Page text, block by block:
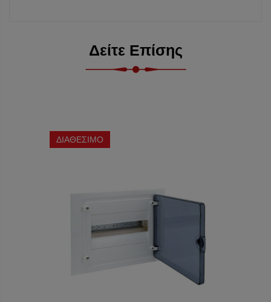
Δείτε Επίσης
ΔΙΑΘΕΣΙΜΟ